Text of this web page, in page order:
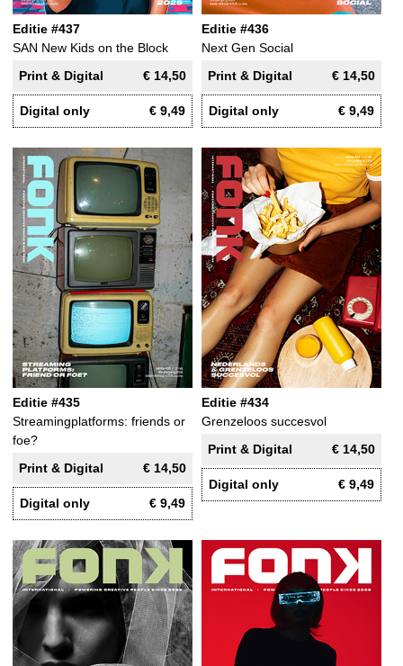
Editie #437
SAN New Kids on the Block
Print & Digital
€ 14,50
Digital only € 9,49
Editie #436
Next Gen Social
Print & Digital
€ 14,50
Digital only € 9,49
Editie #435
Streamingplatforms: friends or
foe?
Print & Digital
€ 14,50
Digital only € 9,49
Editie #434
Grenzeloos succesvol
Print & Digital
€ 14,50
Digital only € 9,49